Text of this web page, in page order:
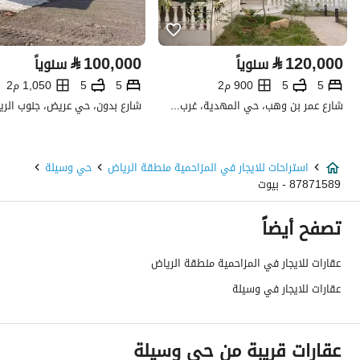
تفاصيل العقار
نوع الإعلان
استخدام العقار
-
السعر
250000
المساحة
خدمات العقار
كهرباء نعم
⃁120,000 سنوياً
5
5
900 م2
شارع عمر بن وهب، حي المهدية، غرب الرياض، الرياض
⃁100,000 سنوياً
5
5 1,050 م2
استراحات للايجار في المزاحمية منطقة الرياض حي وسيلة
87871589 - بيوت
تصفح أيضاً
عقارات للايجار في المزاحمية منطقة الرياض
عقارات للايجار في وسيلة
عقارات قريبة من حي وسيلة